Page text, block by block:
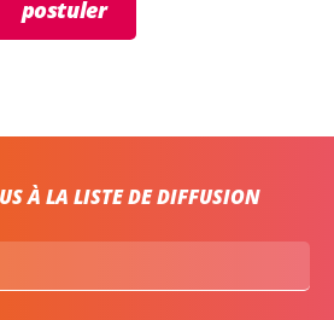
postuler
À LA LISTE DE DIFFUSION